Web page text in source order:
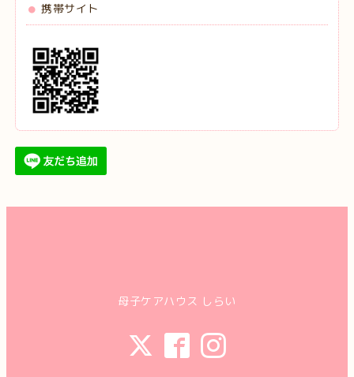
携帯サイト
母子ケアハウス しらい